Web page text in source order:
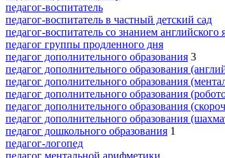
педагог-воспитатель
педагог-воспитатель в частный детский сад
педагог-воспитатель со знанием английского
педагог группы продленного дня
педагог дополнительного образования 3
педагог дополнительного образования
педагог дополнительного образования
педагог дополнительного образования
педагог дополнительного образования
педагог дополнительного образования
педагог дошкольного образования 1
педагог-логопед
педагог ментальной арифметики